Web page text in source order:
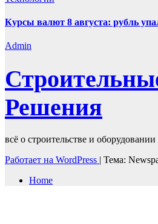
Курсы валют 8 августа: рубль
Admin
Решения
всё о строительстве и оборудовании
Работает на WordPress | Тема:
Home